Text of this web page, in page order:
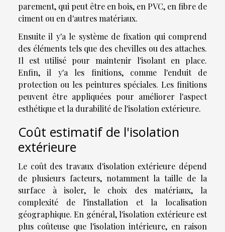
parement, qui peut être en bois, en PVC, en fibre de
ciment ou en d'autres matériaux.
Ensuite il y'a le système de fixation qui comprend
des éléments tels que des chevilles ou des attaches.
Il est utilisé pour maintenir l'isolant en place.
Enfin, il y'a les finitions, comme l'enduit de
protection ou les peintures spéciales. Les finitions
peuvent être appliquées pour améliorer l'aspect
esthétique et la durabilité de l'isolation extérieure.
Coût estimatif de l'isolation
extérieure
Le coût des travaux d'isolation extérieure dépend
de plusieurs facteurs, notamment la taille de la
surface à isoler, le choix des matériaux, la
complexité de l'installation et la localisation
géographique. En général, l'isolation extérieure est
plus coûteuse que l'isolation intérieure, en raison